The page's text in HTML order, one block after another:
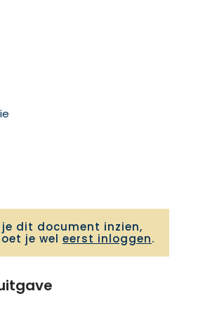
dit document inzien,
je wel eerst inloggen.